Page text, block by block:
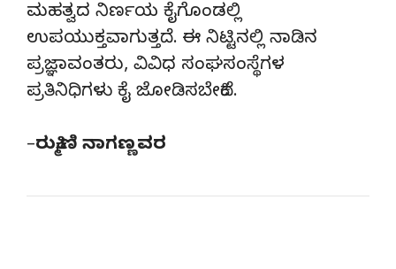
ಮಹತ್ವದ ನಿರ್ಣಯ ಕೈಗೊಂಡಲ್ಲಿ
ಉಪಯುಕ್ತವಾಗುತ್ತದೆ. ಈ ನಿಟ್ಟಿನಲ್ಲಿ ನಾಡಿನ
ಪ್ರಜ್ಞಾವಂತರು, ವಿವಿಧ ಸಂಘಸಂಸ್ಥೆಗಳ
ಪ್ರತಿನಿಧಿಗಳು ಕೈ ಜೋಡಿಸಬೇಕಿದೆ.
–ರುಕ್ಮಿಣಿ ನಾಗಣ್ಣವರ